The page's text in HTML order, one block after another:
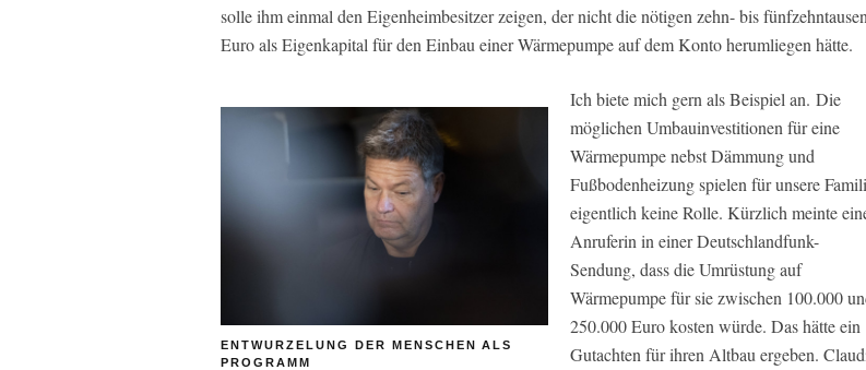
solle ihm einmal den Eigenheimbesitzer zeigen, der nicht die nötigen zehn- bis
Euro als Eigenkapital für den Einbau einer Wärmepumpe auf dem Konto herumliegen hätte.
ENTWURZELUNG DER MENSCHEN ALS
PROGRAMM
Ich biete mich gern als Beispiel an. Die
möglichen Umbauinvestitionen für eine
Wärmepumpe nebst Dämmung und
Fußbodenheizung spielen für unsere
eigentlich keine Rolle. Kürzlich meinte
Anruferin in einer Deutschlandfunk-
Sendung, dass die Umrüstung auf
Wärmepumpe für sie zwischen 100.000
250.000 Euro kosten würde. Das hätte ein
Gutachten für ihren Altbau ergeben.